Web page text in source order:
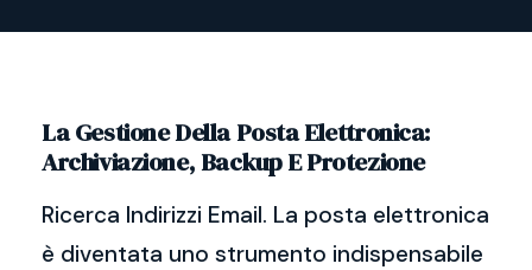
La Gestione Della Posta Elettronica:
Archiviazione, Backup E Protezione
Ricerca Indirizzi Email. La posta elettronica
è diventata uno strumento indispensabile